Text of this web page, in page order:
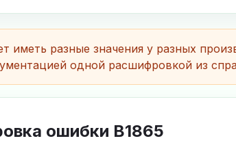
иметь разные значения у разных
одной расшифровкой из
ошибки B1865